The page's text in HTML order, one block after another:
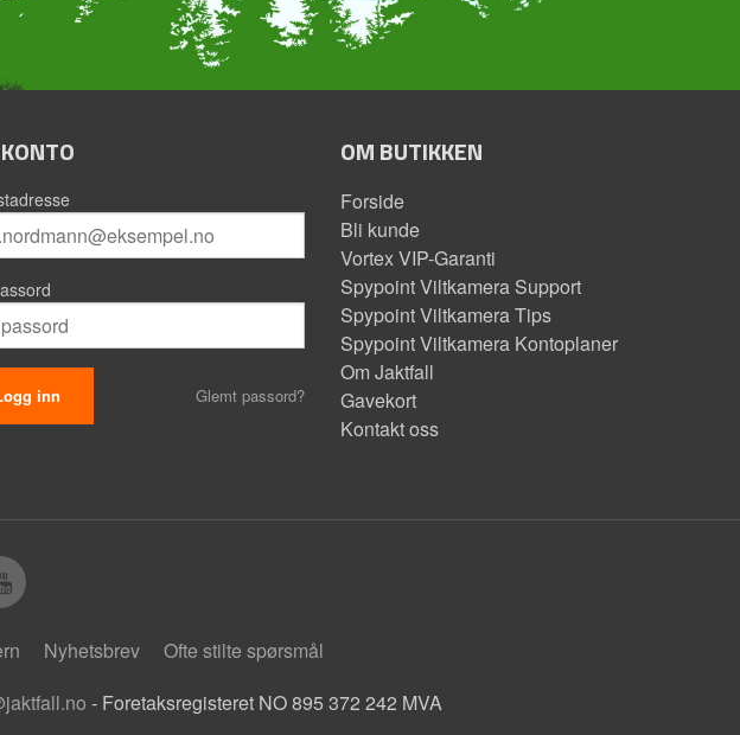
Glemt passord?
OM BUTIKKEN
Forside
Bli kunde
Vortex VIP-Garanti
Spypoint Viltkamera Support
Spypoint Viltkamera Tips
Spypoint Viltkamera Kontoplaner
Om Jaktfall
Gavekort
Kontakt oss
Nyhetsbrev
Ofte stilte spørsmål
- Foretaksregisteret NO 895 372 242 MVA